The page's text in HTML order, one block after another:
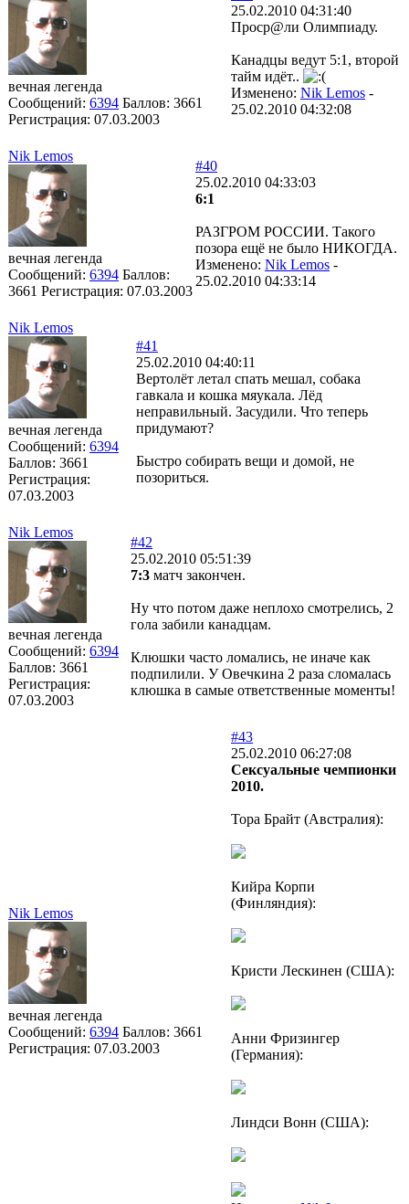
вечная легенда
Сообщений: 6394 Баллов: 3661
Регистрация: 07.03.2003
25.02.2010 04:31:40
Проср@ли Олимпиаду.
Канадцы ведут 5:1, второй
тайм идёт..
Изменено: Nik Lemos -
25.02.2010 04:32:08
Nik Lemos
вечная легенда
Сообщений: 6394 Баллов:
3661 Регистрация: 07.03.2003
#40
25.02.2010 04:33:03
6:1
РАЗГРОМ РОССИИ. Такого
позора ещё не было НИКОГДА.
Изменено: Nik Lemos -
25.02.2010 04:33:14
Nik Lemos
вечная легенда
Сообщений: 6394
Баллов: 3661
Регистрация:
07.03.2003
#41
25.02.2010 04:40:11
Вертолёт летал спать мешал, собака
гавкала и кошка мяукала. Лёд
неправильный. Засудили. Что теперь
придумают?
Быстро собирать вещи и домой, не
позориться.
Nik Lemos
вечная легенда
Сообщений: 6394
Баллов: 3661
Регистрация:
07.03.2003
#42
25.02.2010 05:51:39
7:3 матч закончен.
Ну что потом даже неплохо смотрелись, 2
гола забили канадцам.
Клюшки часто ломались, не иначе как
подпилили. У Овечкина 2 раза сломалась
клюшка в самые ответственные моменты!
Nik Lemos
вечная легенда
Сообщений: 6394 Баллов: 3661
Регистрация: 07.03.2003
#43
25.02.2010 06:27:08
Сексуальные чемпионки
2010.
Тора Брайт (Австралия):
Кийра Корпи
(Финляндия):
Кристи Лескинен (США):
Анни Фризингер
(Германия):
Линдси Вонн (США):